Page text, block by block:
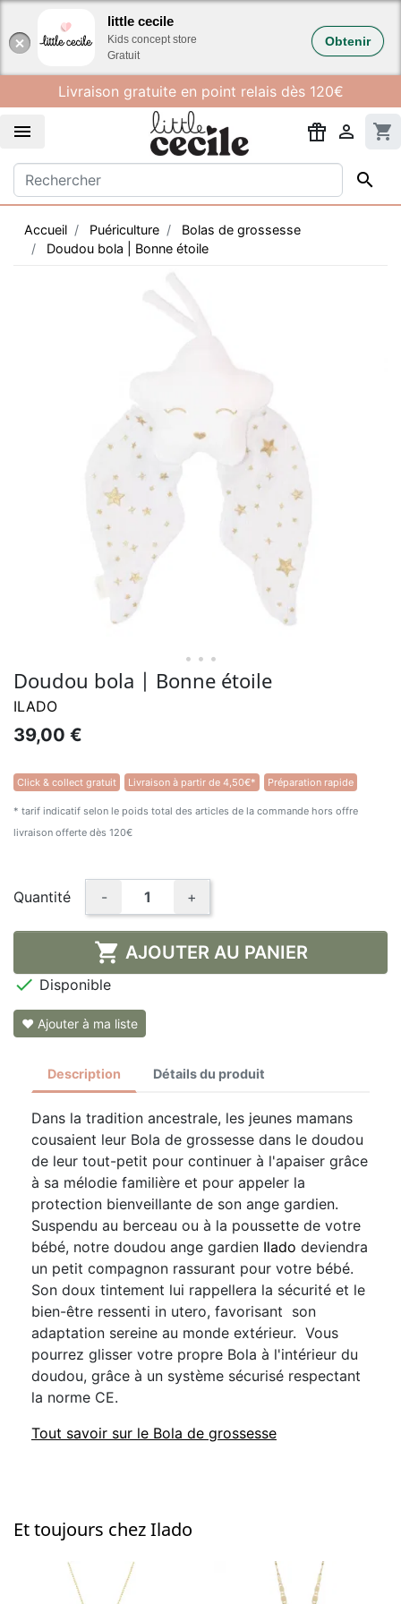
little cecile
Kids concept store
Gratuit
Obtenir
Livraison gratuite en point relais dès 120€
  shopping_cart

Accueil Puériculture
Bolas de grossesse
Doudou bola | Bonne étoile
• • •
Doudou bola | Bonne étoile
ILADO
39,00 €
Click & collect gratuit Livraison à partir de 4,50€* Préparation rapide
* tarif indicatif selon le poids total des articles de la commande hors offre
livraison offerte dès 120€
Quantité - +
 AJOUTER AU PANIER
 Disponible
❤ Ajouter à ma liste
Description Détails du produit
Dans la tradition ancestrale, les jeunes mamans
cousaient leur Bola de grossesse dans le doudou
de leur tout-petit pour continuer à l'apaiser grâce
à sa mélodie familière et pour appeler la
protection bienveillante de son ange gardien.
Suspendu au berceau ou à la poussette de votre
bébé, notre doudou ange gardien Ilado deviendra
un petit compagnon rassurant pour votre bébé.
Son doux tintement lui rappellera la sécurité et le
bien-être ressenti in utero, favorisant son
adaptation sereine au monde extérieur. Vous
pourrez glisser votre propre Bola à l'intérieur du
doudou, grâce à un système sécurisé respectant
la norme CE.
Tout savoir sur le Bola de grossesse
Et toujours chez Ilado